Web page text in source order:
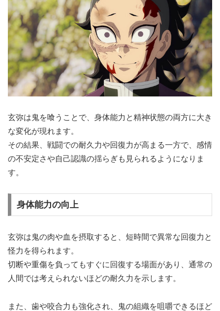
玄弥は鬼を喰うことで、身体能力と精神状態の両方に大き
な変化が現れます。
その結果、戦闘での耐久力や回復力が高まる一方で、感情
の不安定さや自己認識の揺らぎも見られるようになりま
す。
身体能力の向上
玄弥は鬼の肉や血を摂取すると、短時間で異常な回復力と
怪力を得られます。
切断や重傷を負ってもすぐに回復する場面があり、通常の
人間では考えられないほどの耐久力を示します。
また、歯や咬合力も強化され、鬼の組織を咀嚼できるほど